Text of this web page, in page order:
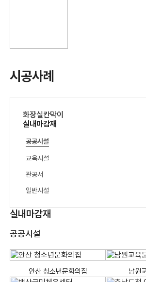
시공사례
화장실칸막이
실내마감재
공공시설
교육시설
관공서
일반시설
실내마감재
공공시설
안산 청소년문화의집 남원